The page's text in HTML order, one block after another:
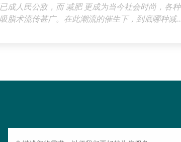
成人民公敌，而 减肥 更成为当今社会时尚，各种
脂术流传甚广。在此潮流的催生下，到底哪种减